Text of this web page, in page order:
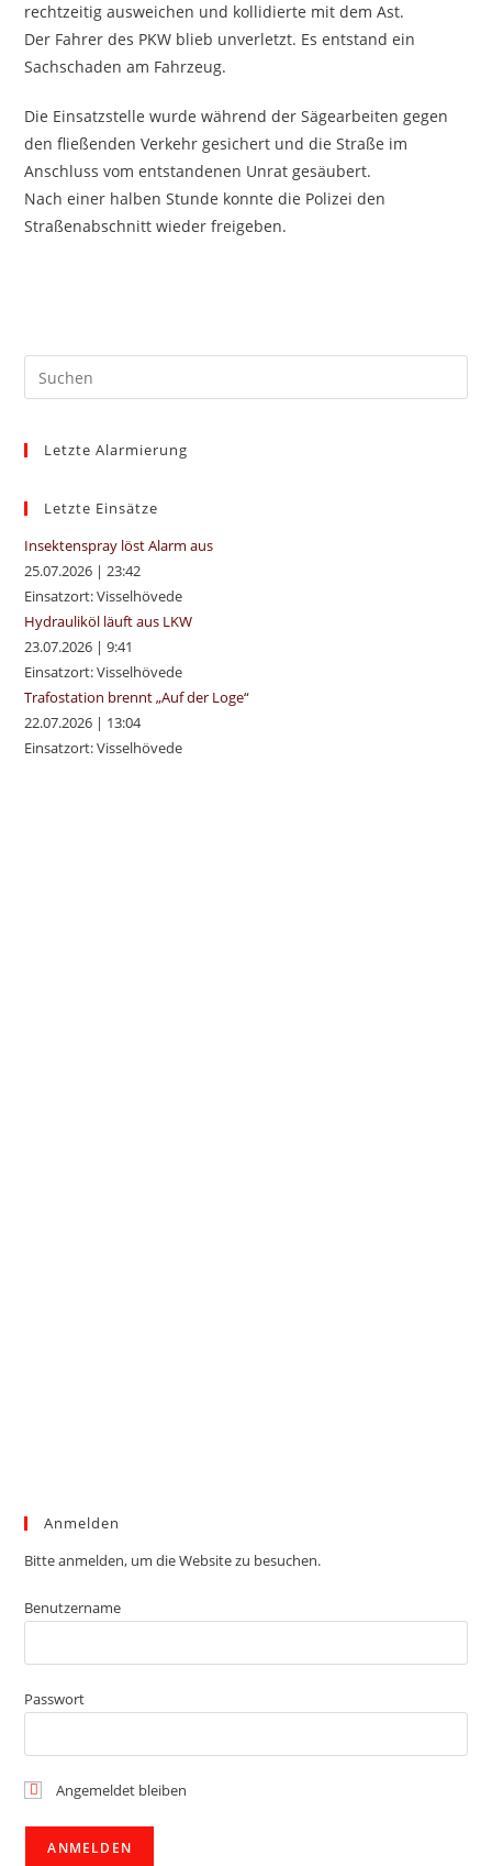
rechtzeitig ausweichen und kollidierte mit dem Ast.
Der Fahrer des PKW blieb unverletzt. Es entstand ein
Sachschaden am Fahrzeug.
Die Einsatzstelle wurde während der Sägearbeiten gegen
den fließenden Verkehr gesichert und die Straße im
Anschluss vom entstandenen Unrat gesäubert.
Nach einer halben Stunde konnte die Polizei den
Straßenabschnitt wieder freigeben.
Letzte Alarmierung
Letzte Einsätze
Insektenspray löst Alarm aus
25.07.2026 |23:42
Einsatzort: Visselhövede
Hydrauliköl läuft aus LKW
23.07.2026 |9:41
Einsatzort: Visselhövede
Trafostation brennt „Auf der Loge“
22.07.2026 | 13:04
Einsatzort: Visselhövede
Anmelden
Bitte anmelden, um die Website zu besuchen.
Benutzername
Passwort
Angemeldet bleiben